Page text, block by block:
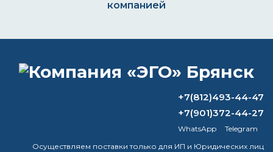
компанией
ВОПРОС-ОТВЕТ
Какой преобразователь ржавчины
Как наносить теплоизоляционную
+7(812)493-44-47
+7(901)372-44-27
WhatsApp
Telegram
Осуществляем поставки только для ИП и Юридических лиц